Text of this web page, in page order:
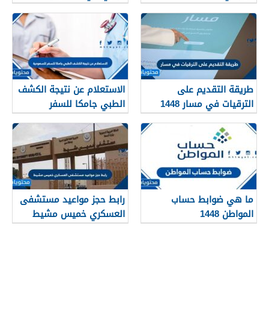
طريقة التقديم على
الترقيات في مسار 1448
الاستعلام عن نتيجة الكشف
الطبي جامكا للسفر
للسعودية 1448
ما هي ضوابط حساب
المواطن 1448
رابط حجز مواعيد مستشفى
العسكري خميس مشيط
1448